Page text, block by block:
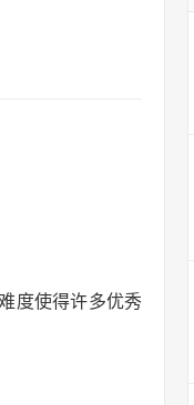
度使得许多优秀